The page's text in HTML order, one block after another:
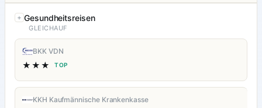
Gesundheitsreisen
GLEICHAUF
BKK VDN
★★★ TOP
KKH Kaufmännische Krankenkasse